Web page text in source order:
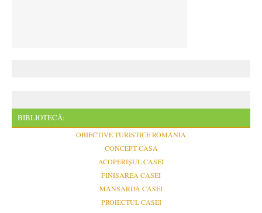
BIBLIOTECĂ:
OBIECTIVE TURISTICE ROMANIA
CONCEPT CASA
ACOPERIȘUL CASEI
FINISAREA CASEI
MANSARDA CASEI
PROIECTUL CASEI